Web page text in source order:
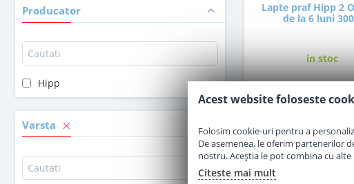
Producator
Hipp
Varsta
Lapte praf Hipp 2
de la 6 luni
in stoc
30,00 Lei
Adauga
Acest website foloseste
Folosim cookie-uri pentru a
De asemenea, le oferim partenerilor
nostru. Aceștia le pot combina cu
Citeste mai mult